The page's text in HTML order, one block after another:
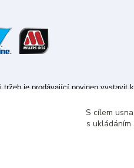
tržeb je prodávající povinen vystavit
přijatou tržbu u správce daně
S cílem
s